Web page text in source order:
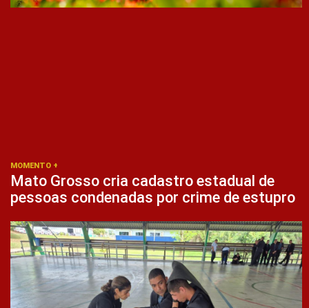
MOMENTO +
Mato Grosso cria cadastro estadual de
pessoas condenadas por crime de estupro